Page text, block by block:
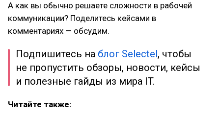
А как вы обычно решаете сложности в рабочей
коммуникации? Поделитесь кейсами в
комментариях — обсудим.
Подпишитесь на блог Selectel, чтобы
не пропустить обзоры, новости, кейсы
и полезные гайды из мира IT.
Читайте также: